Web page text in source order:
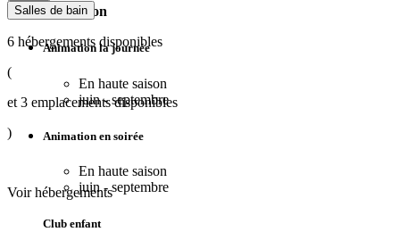
Animation
Animation la journée
En haute saison
juin - septembre
Animation en soirée
En haute saison
juin - septembre
Club enfant
Salles de bain
6 hébergements disponibles
(
et 3 emplacements disponibles
)
Voir hébergements